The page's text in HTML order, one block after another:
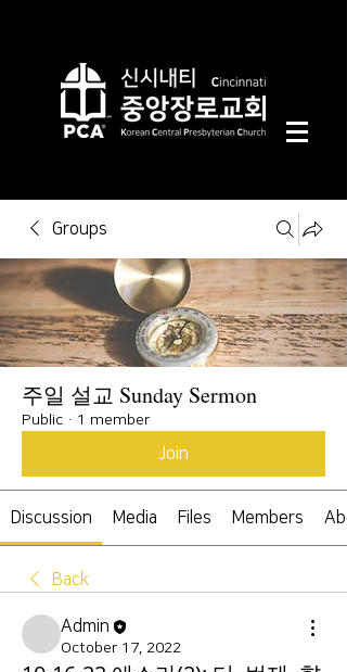
Groups
주일 설교 Sunday Sermon
Public · 1 member
Join
Discussion Media Files Members
Back
Admin
October 17, 2022